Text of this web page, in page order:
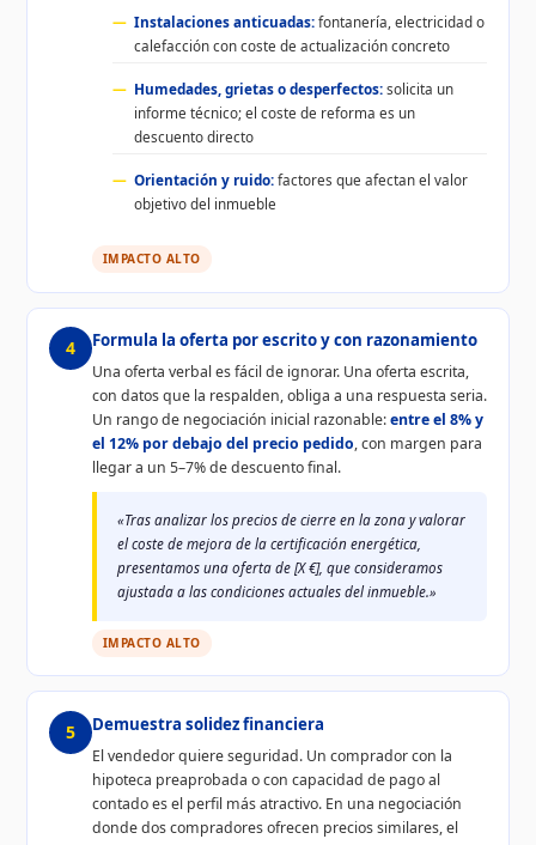
Instalaciones anticuadas:fontanería, electricidad o
calefacción con coste de actualización concreto
Humedades, grietas o desperfectos:solicita un
informe técnico; el coste de reforma es un
descuento directo
Orientación y ruido:factores que afectan el valor
objetivo del inmueble
IMPACTO ALTO
4 Formula la oferta por escrito y con razonamiento
Una oferta verbal es fácil de ignorar. Una oferta escrita,
con datos que la respalden, obliga a una respuesta seria.
Un rango de negociación inicial razonable:entre el 8% y
el 12% por debajo del precio pedido, con margen para
llegar a un 5–7% de descuento final.
«Tras analizar los precios de cierre en la zona y valorar
el coste de mejora de la certificación energética,
presentamos una oferta de [X €], que consideramos
ajustada a las condiciones actuales del inmueble.»
IMPACTO ALTO
5 Demuestra solidez financiera
El vendedor quiere seguridad. Un comprador con la
hipoteca preaprobada o con capacidad de pago al
contado es el perfil más atractivo. En una negociación
donde dos compradores ofrecen precios similares, el